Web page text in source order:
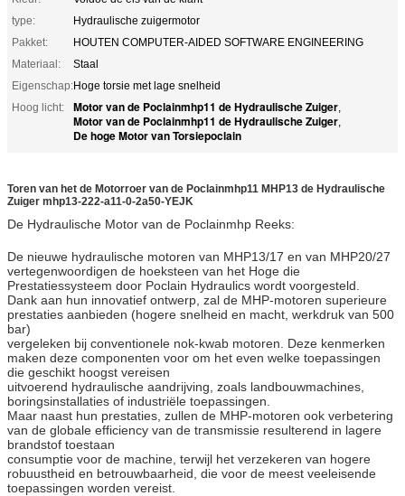
type:
Hydraulische zuigermotor
Pakket:
HOUTEN COMPUTER-AIDED SOFTWARE ENGINEERING
Materiaal:
Staal
Eigenschap:Hoge torsie met lage snelheid
Hoog licht:
Motor van de Poclainmhp11 de Hydraulische Zuiger,
Motor van de Poclainmhp11 de Hydraulische Zuiger,
De hoge Motor van Torsiepoclain
Toren van het de Motorroer van de Poclainmhp11 MHP13 de Hydraulische
Zuiger mhp13-222-a11-0-2a50-YEJK
De Hydraulische Motor van de Poclainmhp Reeks:
De nieuwe hydraulische motoren van MHP13/17 en van MHP20/27
vertegenwoordigen de hoeksteen van het Hoge die
Prestatiessysteem door Poclain Hydraulics wordt voorgesteld.
Dank aan hun innovatief ontwerp, zal de MHP-motoren superieure
prestaties aanbieden (hogere snelheid en macht, werkdruk van 500
bar)
vergeleken bij conventionele nok-kwab motoren. Deze kenmerken
maken deze componenten voor om het even welke toepassingen
die geschikt hoogst vereisen
uitvoerend hydraulische aandrijving, zoals landbouwmachines,
boringsinstallaties of industriële toepassingen.
Maar naast hun prestaties, zullen de MHP-motoren ook verbetering
van de globale efficiency van de transmissie resulterend in lagere
brandstof toestaan
consumptie voor de machine, terwijl het verzekeren van hogere
robuustheid en betrouwbaarheid, die voor de meest veeleisende
toepassingen worden vereist.